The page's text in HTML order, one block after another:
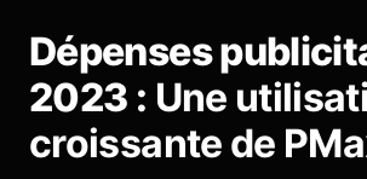
Dépenses
2023 : Une
croissante de